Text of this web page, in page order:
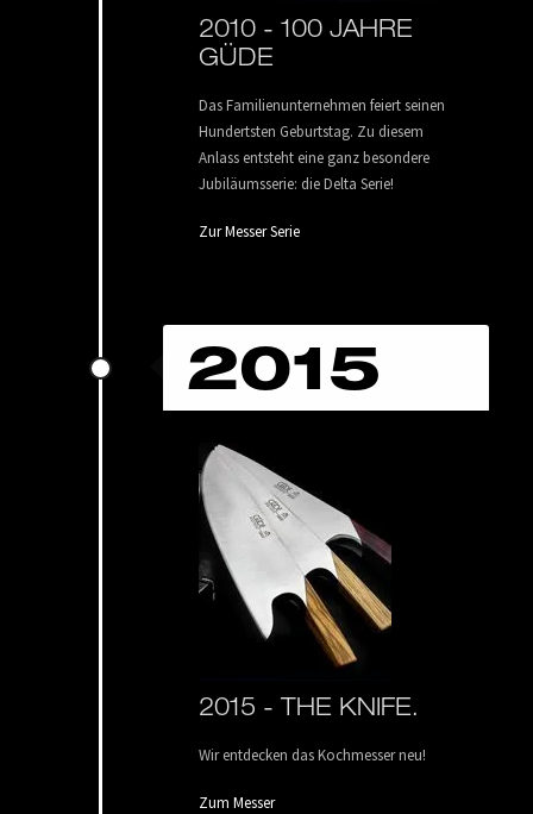
2010 - 100 JAHRE
GÜDE
Das Familienunternehmen feiert seinen
Hundertsten Geburtstag. Zu diesem
Anlass entsteht eine ganz besondere
Jubiläumsserie: die Delta Serie!
Zur Messer Serie
2015
2015 - THE KNIFE.
Wir entdecken das Kochmesser neu!
Zum Messer